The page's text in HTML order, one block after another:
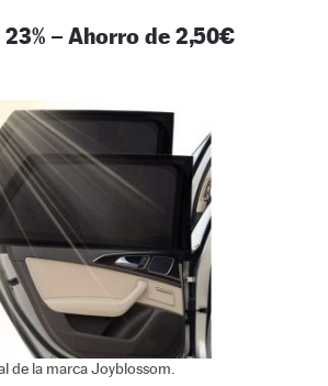
– Ahorro de 2,50€
de la marca Joyblossom.